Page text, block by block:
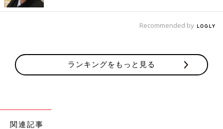
使い込むほどに味わいが出て長く使い続けることができますが、
何となく自分の欲しい形がイメージできましたか？実際にどんな
ましょう。
バッグタイプの母子手帳ケース人気ブランド
Recommended by
ランキングをもっと見る
関連記事